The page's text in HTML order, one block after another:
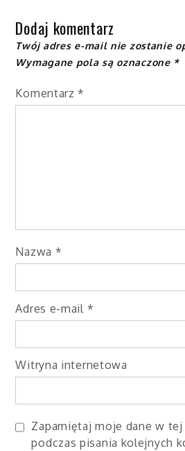
Dodaj komentarz
Twój adres e-mail nie zostanie
Wymagane pola są oznaczone *
Komentarz *
Nazwa *
Adres e-mail *
Witryna internetowa
Zapamiętaj moje dane w tej
podczas pisania kolejnych